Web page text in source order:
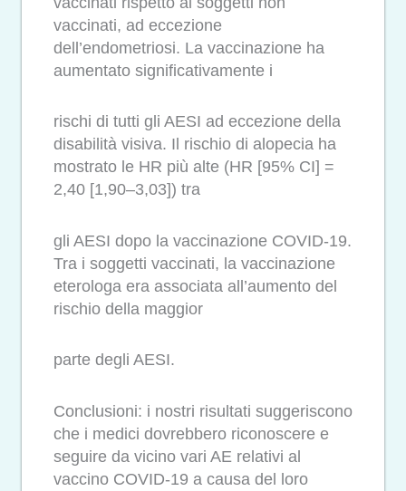
vaccinati, ad eccezione
dell’endometriosi. La vaccinazione ha
aumentato significativamente i
rischi di tutti gli AESI ad eccezione della
disabilità visiva. Il rischio di alopecia ha
mostrato le HR più alte (HR [95% CI] =
2,40 [1,90–3,03]) tra
gli AESI dopo la vaccinazione COVID-19.
Tra i soggetti vaccinati, la vaccinazione
eterologa era associata all’aumento del
rischio della maggior
parte degli AESI.
Conclusioni: i nostri risultati suggeriscono
che i medici dovrebbero riconoscere e
seguire da vicino vari AE relativi al
vaccino COVID-19 a causa del loro